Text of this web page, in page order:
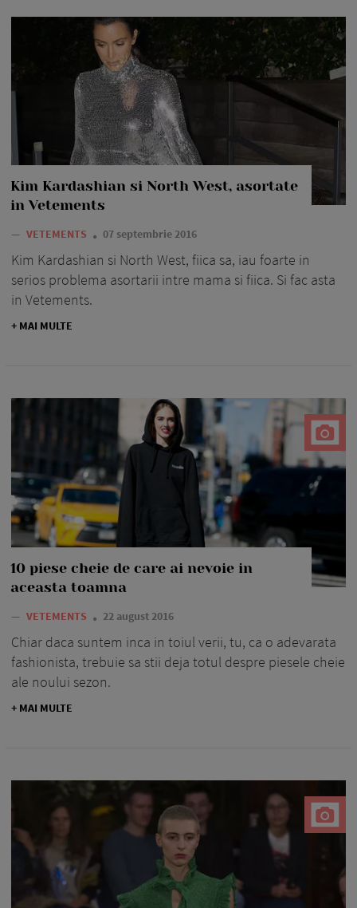
Kim Kardashian si North West, asortate
in Vetements
— VETEMENTS 07 septembrie 2016
Kim Kardashian si North West, fiica sa, iau foarte in
serios problema asortarii intre mama si fiica. Si fac asta
in Vetements.
+ MAI MULTE
10 piese cheie de care ai nevoie in
aceasta toamna
— VETEMENTS 22 august 2016
Chiar daca suntem inca in toiul verii, tu, ca o adevarata
fashionista, trebuie sa stii deja totul despre piesele cheie
ale noului sezon.
+ MAI MULTE